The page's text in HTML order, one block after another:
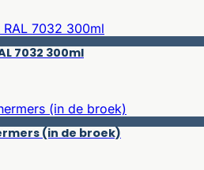
7032 300ml
(in de broek)